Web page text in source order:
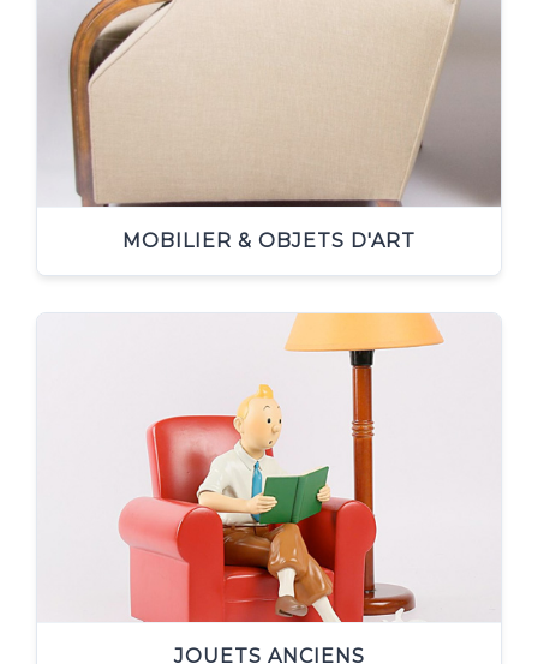
MOBILIER & OBJETS D'ART
JOUETS ANCIENS